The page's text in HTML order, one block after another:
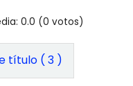
0.0 (0 votos)
título ( 3 )